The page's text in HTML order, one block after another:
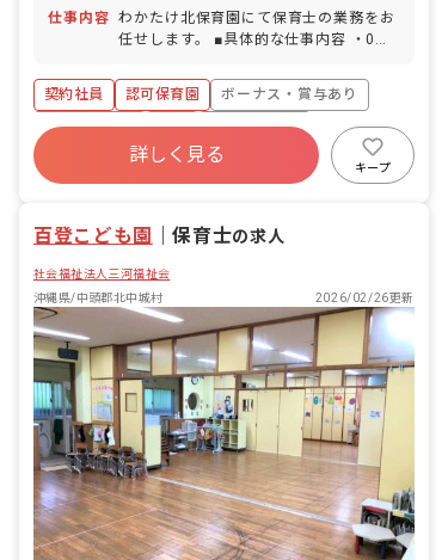
の連休相談OK） ■慶弔休暇 ■産前産後・
育児休暇（取得率100％・復帰率
新婚旅行） ■出産休暇（妻の出産） ■忌
引休暇（近親者・親族） ■私傷病休暇 ■
コロナ等感染予防休暇 ■慰霊の日休暇 ■
生理休暇 ■在宅勤務時の養育・介護可能
措置 ※お子様の体調不良や行事による遅
仕事内容 わかたけ北保育園にて保育士の業務をお
任せします。 ■具体的な仕事内容 ・0〜5
（ICTサービス活用） ・連絡帳・日誌記
入（ICTサービス活用） ・保護者対応
契約社員 認可保育園
ボーナス・賞与あり
社会保険完備
有給
福利厚生充実
残業少なめ
昇給昇進あり
詳しく見る
キープ
百登こども園 ｜保育士の求人
社会福祉法人三河福祉会
沖縄県/中頭郡北中城村
2026/02/26更新